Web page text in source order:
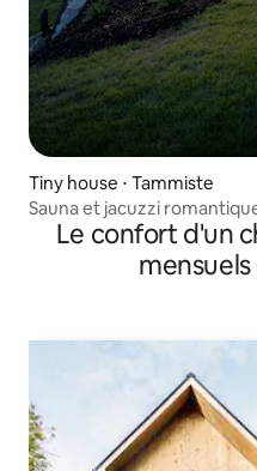
Tiny house ⋅ Tammiste
Sauna et jacuzzi
Le confort d'un